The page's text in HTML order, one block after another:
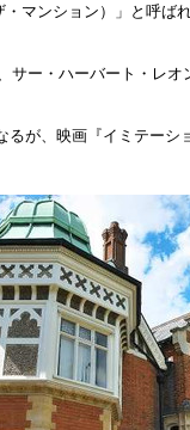
・マンション）」と呼
サー・ハーバート・レ
るが、映画『イミテーシ